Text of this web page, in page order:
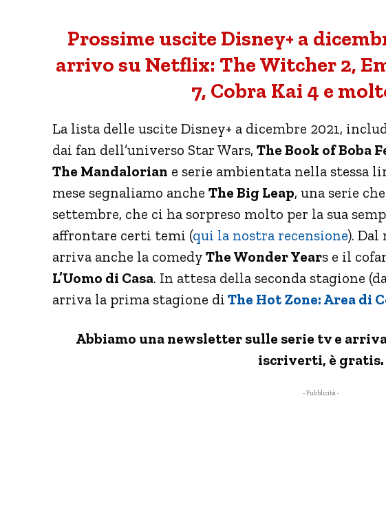
Prossime uscite Disney+ a
arrivo su Netflix: The Witcher 2,
7, Cobra Kai 4 e
La lista delle uscite Disney+ a dicembre 2021,
dai fan dell’universo Star Wars, The Book of Boba
The Mandalorian e serie ambientata nella stessa
mese segnaliamo anche The Big Leap, una serie
settembre, che ci ha sorpreso molto per la sua
affrontare certi temi (qui la nostra recensione). Dal
arriva anche la comedy The Wonder Years e il
L’Uomo di Casa. In attesa della seconda stagione
arriva la prima stagione di The Hot Zone: Area di
Abbiamo una newsletter sulle serie tv e
iscriverti, è gratis.
- Pubblicità -